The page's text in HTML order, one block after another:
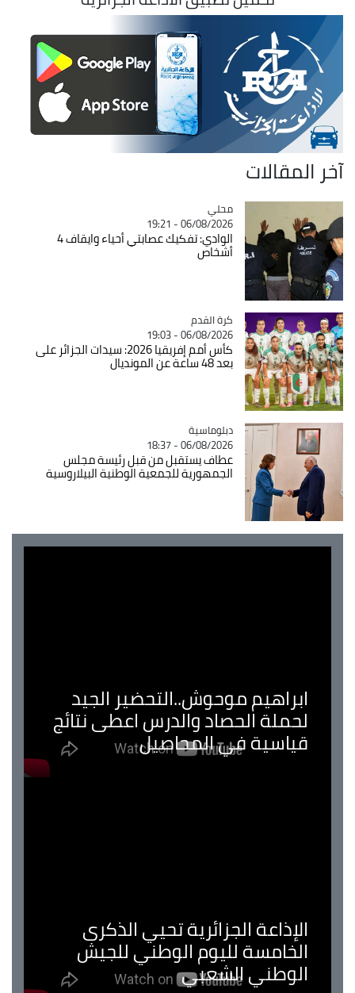
آخر المقالات
Catégorie
محلي
06/08/2026 - 19:21
الوادي: تفكيك عصابتي أحياء وايقاف 4
أشخاص
Catégorie
كرة القدم
06/08/2026 - 19:03
كأس أمم إفريقيا 2026: سيدات الجزائر على
بعد 48 ساعة عن المونديال
Catégorie
دبلوماسية
06/08/2026 - 18:37
عطاف يستقبل من قبل رئيسة مجلس
الجمهورية للجمعية الوطنية البيلاروسية
ابراهيم موحوش..التحضير الجيد
لحملة الحصاد والدرس اعطى نتائج
قياسية في المحاصيل
الإذاعة الجزائرية تحيي الذكرى
الخامسة لليوم الوطني للجيش
الوطني الشعبي